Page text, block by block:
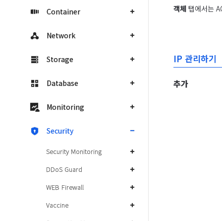
Container
Network
Storage
Database
Monitoring
Security
Security Monitoring
DDoS Guard
WEB Firewall
Vaccine
객체 탭에서는
IP 관리하기
추가